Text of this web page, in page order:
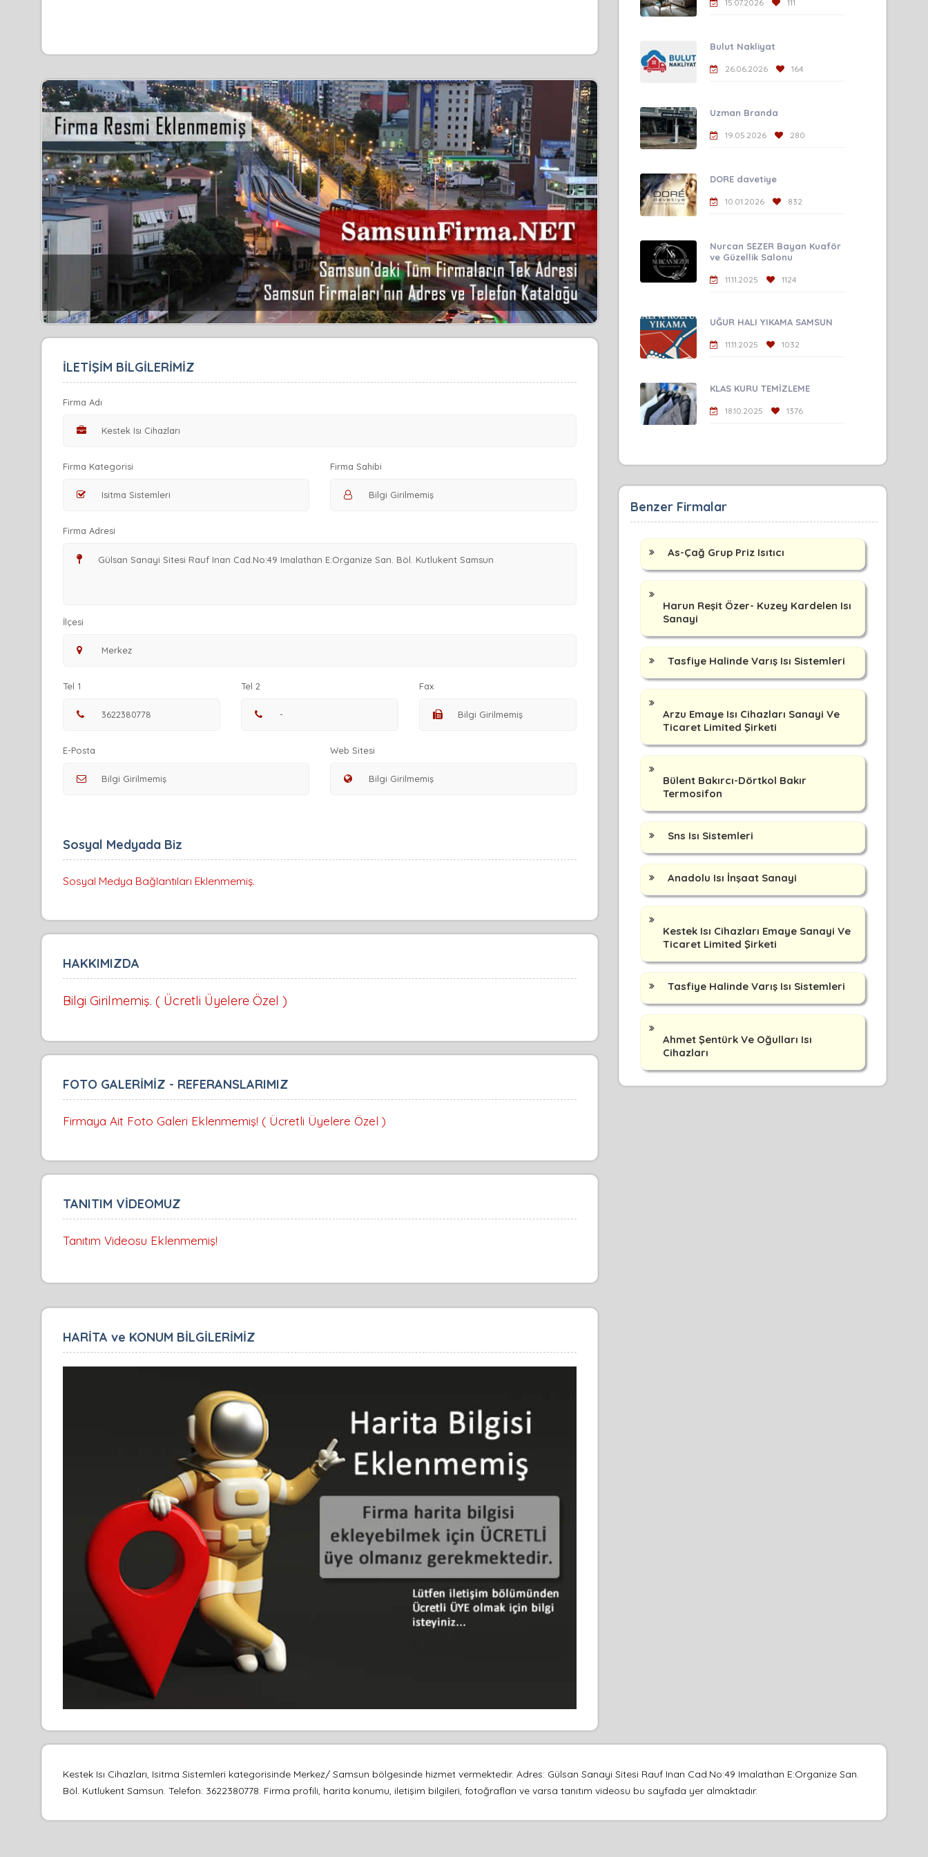
İLETİŞİM BİLGİLERİMİZ
Firma Adı
Firma Kategorisi Firma Sahibi
Firma Adresi
İlçesi
Tel 1 Tel 2 Fax
E-Posta Web Sitesi
Sosyal Medyada Biz
Sosyal Medya Bağlantıları Eklenmemiş.
HAKKIMIZDA
Bilgi Girilmemiş. ( Ücretli Üyelere Özel )
FOTO GALERİMİZ - REFERANSLARIMIZ
Firmaya Ait Foto Galeri Eklenmemiş! ( Ücretli Üyelere Özel )
TANITIM VİDEOMUZ
Tanıtım Videosu Eklenmemiş!
HARİTA ve KONUM BİLGİLERİMİZ
15.07.2026 111
Bulut Nakliyat
26.06.2026 164
Uzman Branda
19.05.2026 280
DORE davetiye
10.01.2026 832
Nurcan SEZER Bayan Kuaför
ve Güzellik Salonu
11.11.2025 1124
UĞUR HALI YIKAMA SAMSUN
11.11.2025 1032
KLAS KURU TEMİZLEME
18.10.2025 1376
Benzer Firmalar
As-Çağ Grup Priz Isıtıcı
Harun Reşit Özer- Kuzey Kardelen Isı
Sanayi
Tasfiye Halinde Varış Isı Sistemleri
Arzu Emaye Isı Cihazları Sanayi Ve
Ticaret Limited Şirketi
Bülent Bakırcı-Dörtkol Bakır
Termosifon
Sns Isı Sistemleri
Anadolu Isı İnşaat Sanayi
Kestek Isı Cihazları Emaye Sanayi Ve
Ticaret Limited Şirketi
Tasfiye Halinde Varış Isı Sistemleri
Ahmet Şentürk Ve Oğulları Isı
Cihazları
Kestek Isı Cihazları, Isitma Sistemleri kategorisinde Merkez/ Samsun bölgesinde hizmet vermektedir. Adres: Gülsan Sanayi Sitesi Rauf Inan Cad.No:49 Imalathan E:Organize San.
Böl. Kutlukent Samsun. Telefon: 3622380778. Firma profili, harita konumu, iletişim bilgileri, fotoğrafları ve varsa tanıtım videosu bu sayfada yer almaktadır.